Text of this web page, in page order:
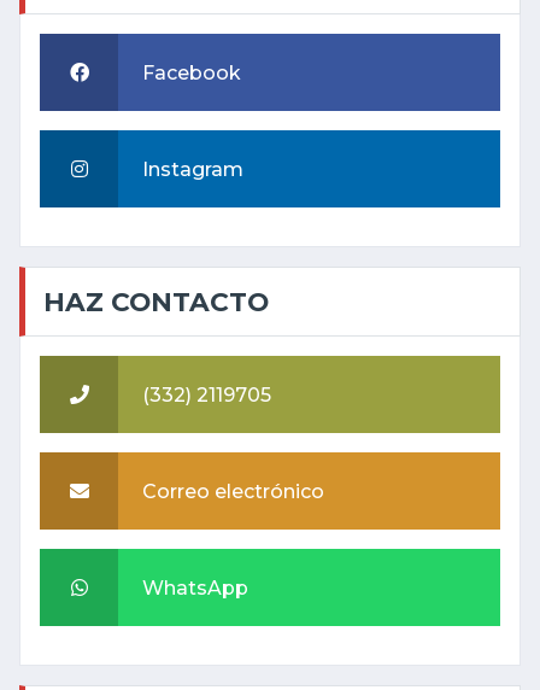
Facebook
Instagram
HAZ CONTACTO
(332) 2119705
Correo electrónico
WhatsApp